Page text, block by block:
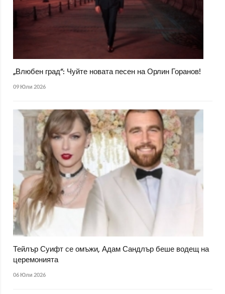
„Влюбен град“: Чуйте новата песен на Орлин Горанов!
09 Юли 2026
Тейлър Суифт се омъжи, Адам Сандлър беше водещ на
церемонията
06 Юли 2026